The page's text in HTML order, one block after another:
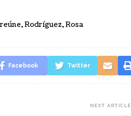
reúne,Rodríguez,Rosa
Facebook Twitter
NEXT ARTICLE